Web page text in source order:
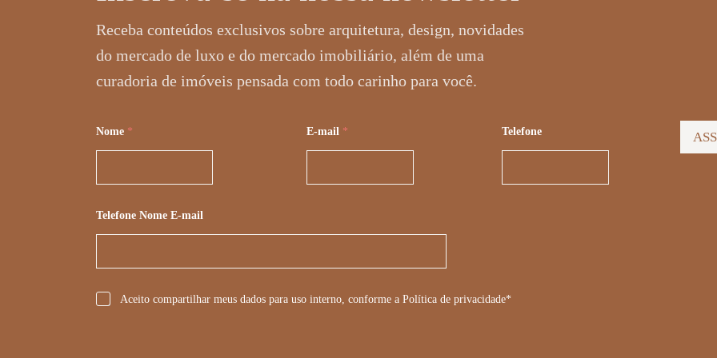
Receba conteúdos exclusivos sobre arquitetura, design, novidades
do mercado de luxo e do mercado imobiliário, além de uma
curadoria de imóveis pensada com todo carinho para você.
Nome * E-mail * Telefone
Telefone Nome E-mail
Aceito compartilhar meus dados para uso interno, conforme a Política de privacidade*